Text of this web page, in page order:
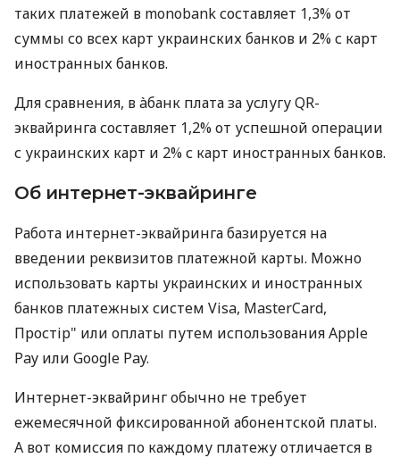
таких платежей в monobank составляет 1,3% от
суммы со всех карт украинских банков и 2% с карт
иностранных банков.
Для сравнения, в àбанк плата за услугу QR-
эквайринга составляет 1,2% от успешной операции
с украинских карт и 2% с карт иностранных банков.
Об интернет-эквайринге
Работа интернет-эквайринга базируется на
введении реквизитов платежной карты. Можно
использовать карты украинских и иностранных
банков платежных систем Visa, MasterCard,
Простір" или оплаты путем использования Apple
Pay или Google Pay.
Интернет-эквайринг обычно не требует
ежемесячной фиксированной абонентской платы.
А вот комиссия по каждому платежу отличается в